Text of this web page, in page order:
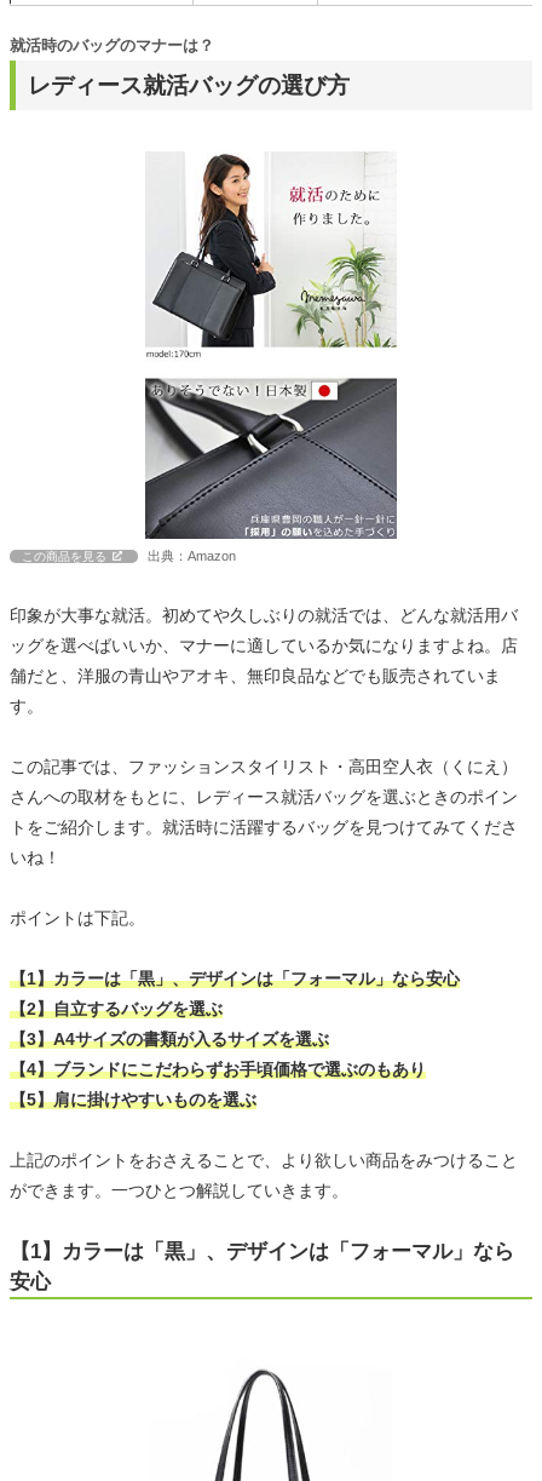
レディース就活バッグの選び方
就活時のバッグのマナーは？
この商品を見る 出典：Amazon
印象が大事な就活。初めてや久しぶりの就活では、どんな就活用バ
ッグを選べばいいか、マナーに適しているか気になりますよね。店
舗だと、洋服の青山やアオキ、無印良品などでも販売されていま
す。
この記事では、ファッションスタイリスト・高田空人衣（くにえ）
さんへの取材をもとに、レディース就活バッグを選ぶときのポイン
トをご紹介します。就活時に活躍するバッグを見つけてみてくださ
いね！
ポイントは下記。
【1】カラーは「黒」、デザインは「フォーマル」なら安心
【2】自立するバッグを選ぶ
【3】A4サイズの書類が入るサイズを選ぶ
【4】ブランドにこだわらずお手頃価格で選ぶのもあり
【5】肩に掛けやすいものを選ぶ
上記のポイントをおさえることで、より欲しい商品をみつけること
ができます。一つひとつ解説していきます。
【1】カラーは「黒」、デザインは「フォーマル」なら
安心